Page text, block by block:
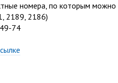
номера, по которым можно
2186)
74